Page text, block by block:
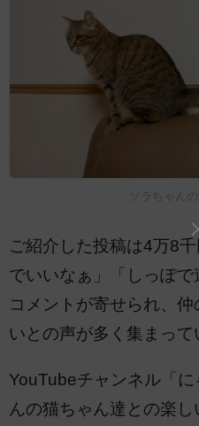
ソラちゃん
ご紹介した投稿は4万8
でいいなぁ」「しっぽ
コメントが寄せられ、
いとの声が多く集まって
YouTubeチャンネル「
んの猫ちゃん達との楽